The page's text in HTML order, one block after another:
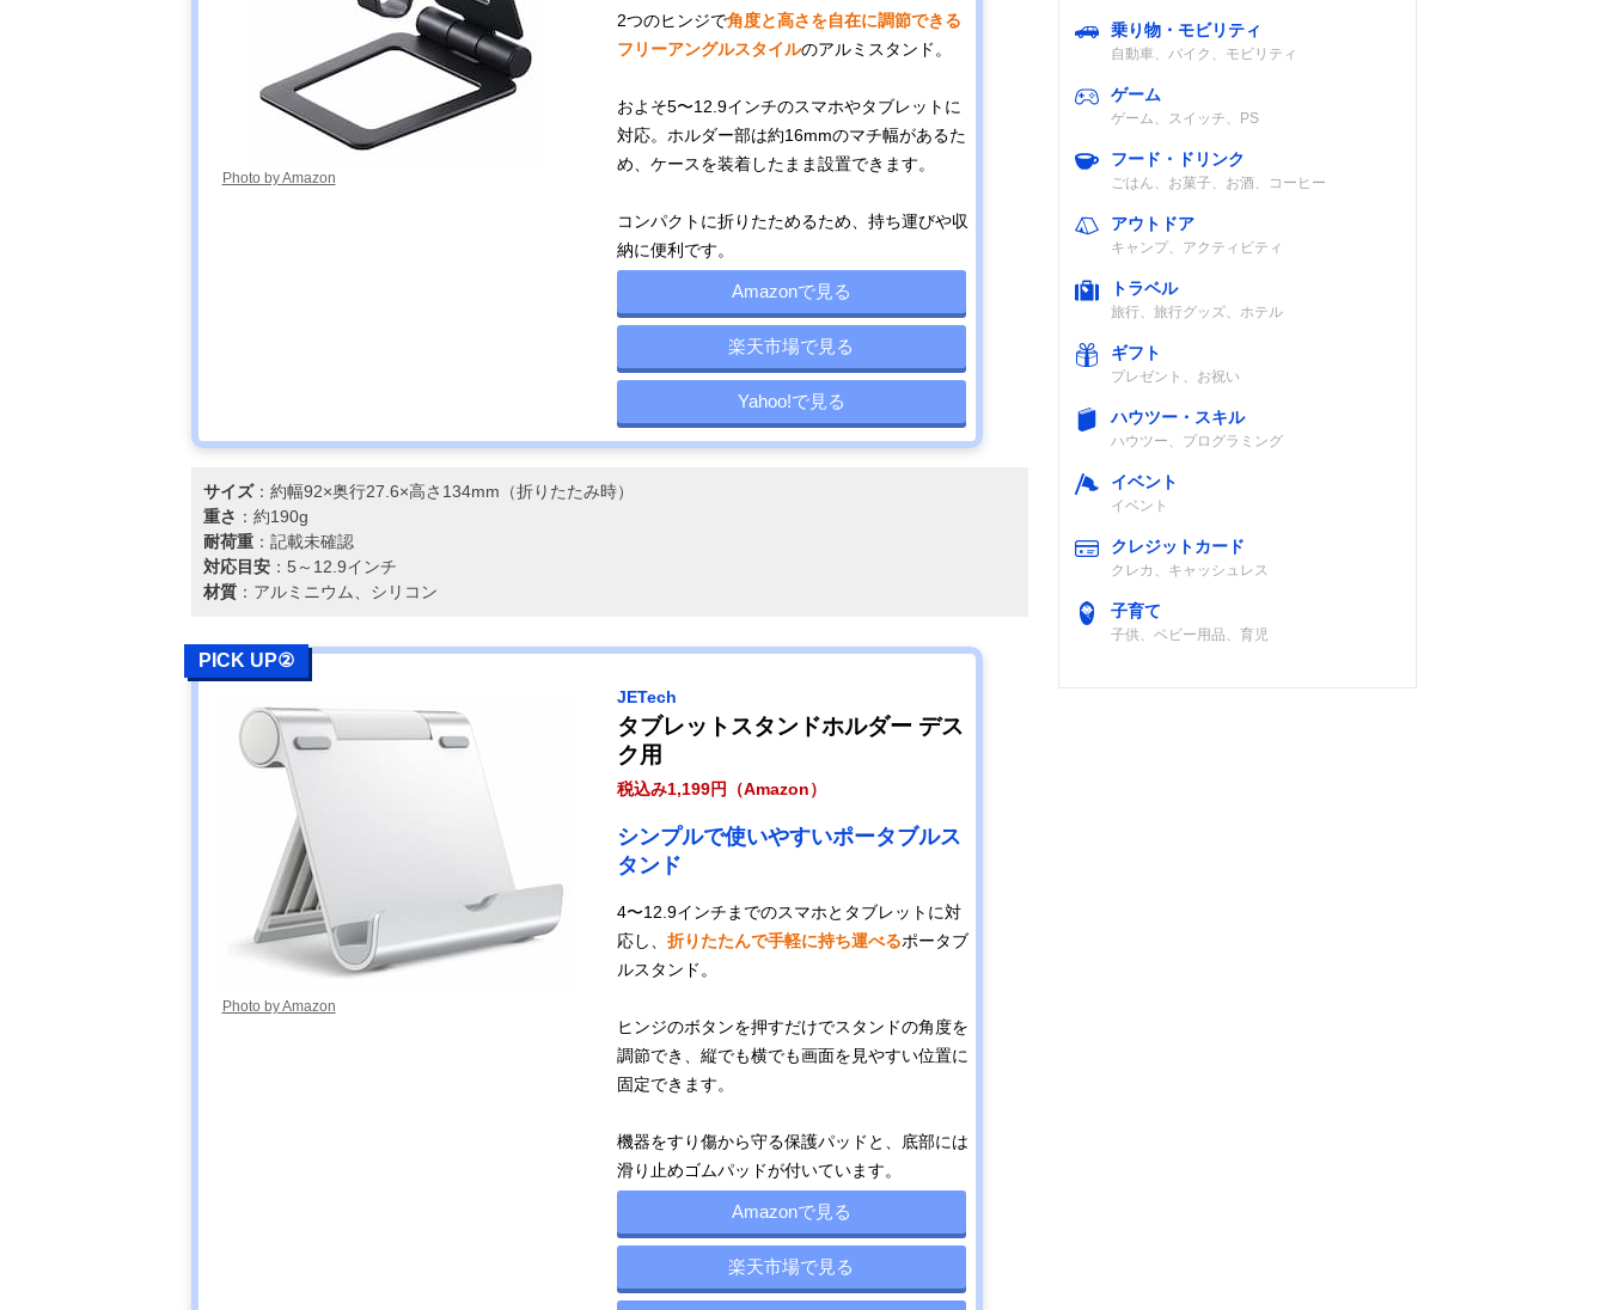
Photo by Amazon
2つのヒンジで角度と高さを自在に調節できる
フリーアングルスタイルのアルミスタンド。
およそ5〜12.9インチのスマホやタブレットに
対応。ホルダー部は約16mmのマチ幅があるた
め、ケースを装着したまま設置できます。
コンパクトに折りたためるため、持ち運びや収
納に便利です。
Amazonで見る
楽天市場で見る
Yahoo!で見る
サイズ：約幅92×奥行27.6×高さ134mm（折りたたみ時）
重さ ：約190g
耐荷重：記載未確認
対応目安：5～12.9インチ
材質：アルミニウム、シリコン
PICK UP②
Photo by Amazon
JETech
タブレットスタンドホルダー デス
ク用
税込み1,199円（Amazon）
シンプルで使いやすいポータブルス
タンド
4〜12.9インチまでのスマホとタブレットに対
応し、 折りたたんで手軽に持ち運べるポータブ
ルスタンド。
ヒンジのボタンを押すだけでスタンドの角度を
調節でき、縦でも横でも画面を見やすい位置に
固定できます。
機器をすり傷から守る保護パッドと、底部には
滑り止めゴムパッドが付いています。
Amazonで見る
楽天市場で見る
乗り物・モビリティ
自動車、バイク、モビリティ
ゲーム
ゲーム、スイッチ、PS
フード・ドリンク
ごはん、お菓子、お酒、コーヒー
アウトドア
キャンプ、アクティビティ
トラベル
旅行、旅行グッズ、ホテル
ギフト
プレゼント、お祝い
ハウツー・スキル
ハウツー、プログラミング
イベント
イベント
クレジットカード
クレカ、キャッシュレス
子育て
子供、ベビー用品、育児